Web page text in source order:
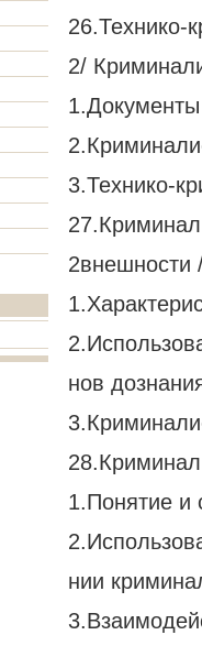
26.Технико-
2/
1.Документы
3.Технико-
2внешности
нов
1.Понятие и
нии